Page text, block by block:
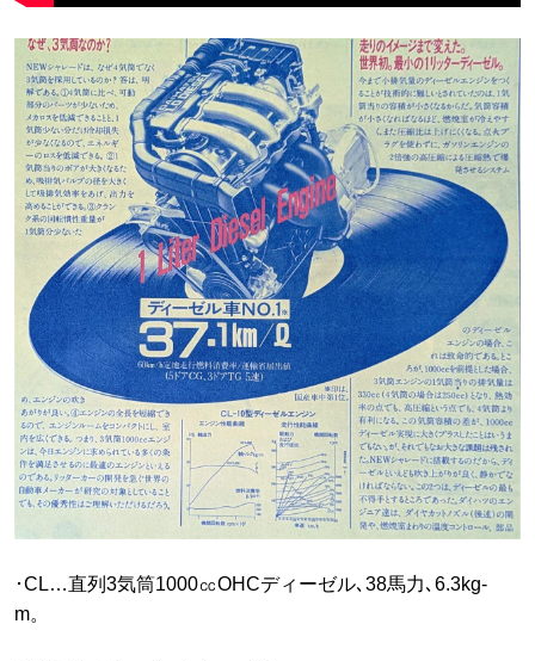
･CL…直列3気筒1000㏄OHCディーゼル､38馬力､6.3kg-
m。